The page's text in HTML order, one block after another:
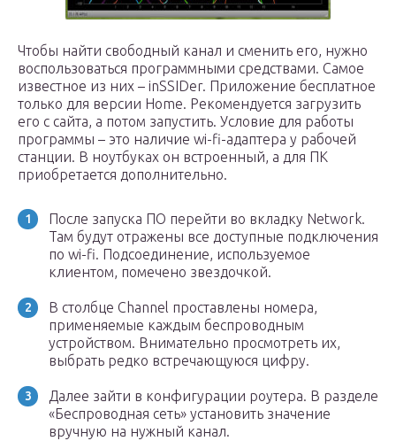
Чтобы найти свободный канал и сменить его, нужно
воспользоваться программными средствами. Самое
известное из них – inSSIDer. Приложение бесплатное
только для версии Home. Рекомендуется загрузить
его с сайта, а потом запустить. Условие для работы
программы – это наличие wi-fi-адаптера у рабочей
станции. В ноутбуках он встроенный, а для ПК
приобретается дополнительно.
После запуска ПО перейти во вкладку Network.
Там будут отражены все доступные подключения
по wi-fi. Подсоединение, используемое
клиентом, помечено звездочкой.
В столбце Channel проставлены номера,
применяемые каждым беспроводным
устройством. Внимательно просмотреть их,
выбрать редко встречающуюся цифру.
Далее зайти в конфигурации роутера. В разделе
«Беспроводная сеть» установить значение
вручную на нужный канал.